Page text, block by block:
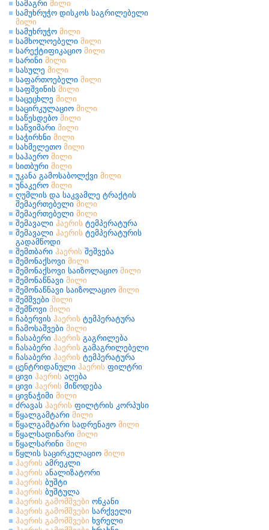
სამაგრი მილი
სამუხრუჭო დისკოს საგრილებელი
მილი
სამუხრუჭო მილი
სამხოლოებელი მილი
სარექტიფიკაციო მილი
სარინი მილი
სასულე მილი
საფართოებელი მილი
საფშვინის მილი
საცეცხლე მილი
საცირკულაციო მილი
საწესდებო მილი
საწვიმარი მილი
საჭირხნი მილი
სახმელეთო მილი
საჰაერო მილი
სითბური მილი
უკანა გამოსაბოლქვი მილი
უნაკერო მილი
ღუმლის და საკვამლე ტრაქტის
შემაერთებელი მილი
შემაერთებელი მილი
შემავალი ჰაერის ტემპერატურა
შემავალი ჰაერის ტემპერატურის
გადამწოდი
შემთბარი ჰაერის შეშვება
შემონაქსოვი მილი
შემონაქსოვი საიზოლაციო მილი
შემონაწნავი მილი
შემონაწნავი საიზოლაციო მილი
შემშვები მილი
შემწოვი მილი
ჩაბერვის ჰაერის ტემპერატურა
ჩამოსაშვები მილი
ჩასაბერი ჰაერის გაგრილება
ჩასაბერი ჰაერის გამაგრილებელი
ჩასაბერი ჰაერის ტემპერატურა
ცენტრიდანული ჰაერის ფილტრი
ცივი ჰაერის აღება
ცივი ჰაერის მიწოდება
ცივნაჭიმი მილი
ძრავას ჰაერის ფილტრის კორპუსი
წყალგამტარი მილი
წყალგამტარი სადრენაჟო მილი
წყალსადინარი მილი
წყალსარინი მილი
წყლის საცირკულაციო მილი
ჰაერის ამრეკლი
ჰაერის ანალიზატორი
ჰაერის ბუშტი
ჰაერის ბუშტულა
ჰაერის გამომშვები ონკანი
ჰაერის გამომშვები სარქველი
ჰაერის გამომშვები ხვრელი